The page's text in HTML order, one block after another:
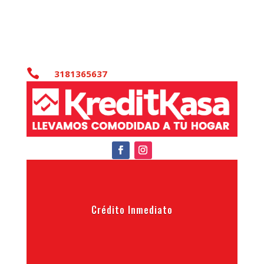
 3181365637
Crédito Inmediato